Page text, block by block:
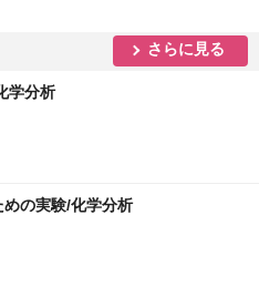
さらに見る
学分析
の実験/化学分析